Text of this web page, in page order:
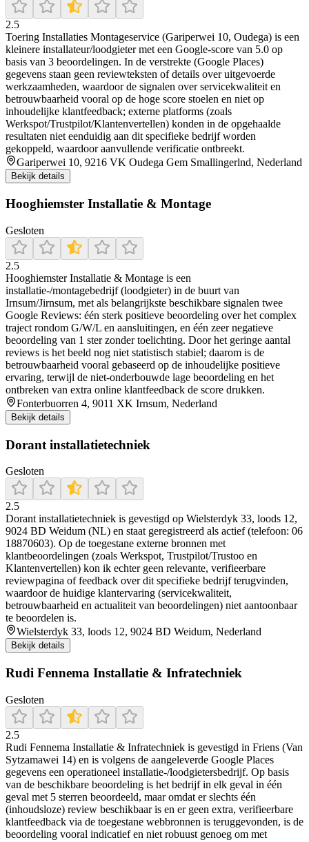
2.5
Toering Installaties Montageservice (Gariperwei 10, Oudega) is een
kleinere installateur/loodgieter met een Google-score van 5.0 op
basis van 3 beoordelingen. In de verstrekte (Google Places)
gegevens staan geen reviewteksten of details over uitgevoerde
werkzaamheden, waardoor de signalen over servicekwaliteit en
betrouwbaarheid vooral op de hoge score stoelen en niet op
inhoudelijke klantfeedback; externe platforms (zoals
Werkspot/Trustpilot/Klantenvertellen) konden in de opgehaalde
resultaten niet eenduidig aan dit specifieke bedrijf worden
gekoppeld, waardoor aanvullende verificatie ontbreekt.
Gariperwei 10, 9216 VK Oudega Gem Smallingerlnd, Nederland
Bekijk details
Hooghiemster Installatie & Montage
Gesloten
2.5
Hooghiemster Installatie & Montage is een
installatie-/montagebedrijf (loodgieter) in de buurt van
Irnsum/Jirnsum, met als belangrijkste beschikbare signalen twee
Google Reviews: één sterk positieve beoordeling over het complex
traject rondom G/W/L en aansluitingen, en één zeer negatieve
beoordeling van 1 ster zonder toelichting. Door het geringe aantal
reviews is het beeld nog niet statistisch stabiel; daarom is de
betrouwbaarheid vooral gebaseerd op de inhoudelijke positieve
ervaring, terwijl de niet-onderbouwde lage beoordeling en het
ontbreken van extra online klantfeedback de score drukken.
Fonterbuorren 4, 9011 XK Irnsum, Nederland
Bekijk details
Dorant installatietechniek
Gesloten
2.5
Dorant installatietechniek is gevestigd op Wielsterdyk 33, loods 12,
9024 BD Weidum (NL) en staat geregistreerd als actief (telefoon: 06
18870603). Op de toegestane externe bronnen met
klantbeoordelingen (zoals Werkspot, Trustpilot/Trustoo en
Klantenvertellen) kon ik echter geen relevante, verifieerbare
reviewpagina of feedback over dit specifieke bedrijf terugvinden,
waardoor de huidige klantervaring (servicekwaliteit,
betrouwbaarheid en actualiteit van beoordelingen) niet aantoonbaar
te beoordelen is.
Wielsterdyk 33, loods 12, 9024 BD Weidum, Nederland
Bekijk details
Rudi Fennema Installatie & Infratechniek
Gesloten
2.5
Rudi Fennema Installatie & Infratechniek is gevestigd in Friens (Van
Sytzamawei 14) en is volgens de aangeleverde Google Places
gegevens een operationeel installatie-/loodgietersbedrijf. Op basis
van de beschikbare beoordeling is het bedrijf in elk geval in één
geval met 5 sterren beoordeeld, maar omdat er slechts één
(inhoudsloze) review beschikbaar is en er geen extra, verifieerbare
klantfeedback via de toegestane webbronnen is teruggevonden, is de
beoordeling vooral indicatief en niet robuust genoeg om met